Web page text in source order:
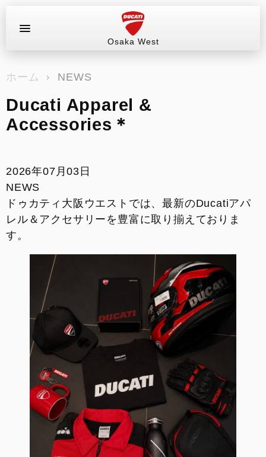
Osaka West
ラインアップ
サービス情報
試乗車
イベント&ツーリング
お支払いシミュレーション
コンフィギュレーター
お問い合わせ
ホーム NEWS
Ducati Apparel &
Accessories＊
2026年07月03日
NEWS
ドゥカティ大阪ウエストでは、最新のDucatiアパ
レル＆アクセサリーを豊富に取り揃えておりま
す。